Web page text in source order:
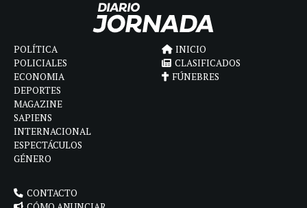
POLÍTICA
POLICIALES
ECONOMIA
DEPORTES
MAGAZINE
SAPIENS
INTERNACIONAL
ESPECTÁCULOS
GÉNERO
INICIO
CLASIFICADOS
FÚNEBRES
CONTACTO